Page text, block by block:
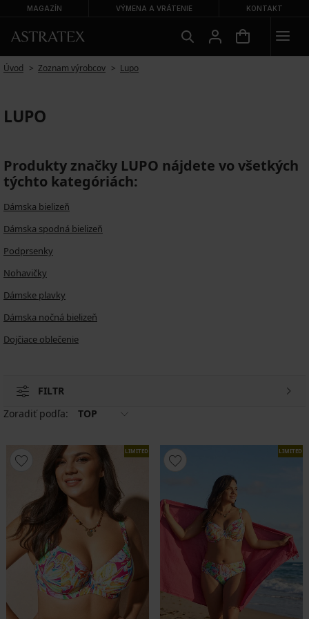
MAGAZÍN VÝMENA A VRÁTENIE KONTAKT
Úvod Zoznam výrobcov Lupo
LUPO
Produkty značky LUPO nájdete vo všetkých
týchto kategóriách:
Dámska bielizeň
Dámska spodná bielizeň
Podprsenky
Nohavičky
Dámske plavky
Dámska nočná bielizeň
Dojčiace oblečenie
FILTR
Zoradiť podľa:
TOP
LIMITED LIMITED